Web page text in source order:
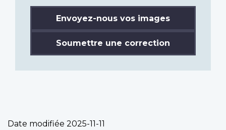
Envoyez-nous vos images
Soumettre une correction
Date modifiée 2025-11-11